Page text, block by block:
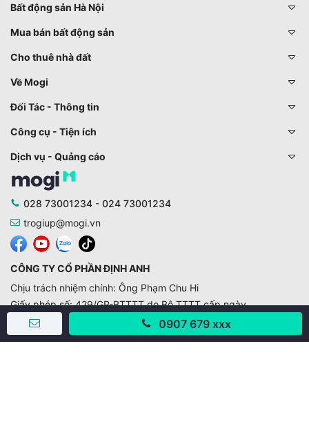
0907 679 xxx
Bất động sản Hà Nội
Mua bán bất động sản
Cho thuê nhà đất
Về Mogi
Đối Tác - Thông tin
Công cụ - Tiện ích
Dịch vụ - Quảng cáo
028 73001234 - 024 73001234
trogiup@mogi.vn
CÔNG TY CỔ PHẦN ĐỊNH ANH
Chịu trách nhiệm chính: Ông Phạm Chu Hi
Giấy phép số: 429/GP-BTTTT do Bộ TTTT cấp ngày
11/10/2019
Trụ sở chính: